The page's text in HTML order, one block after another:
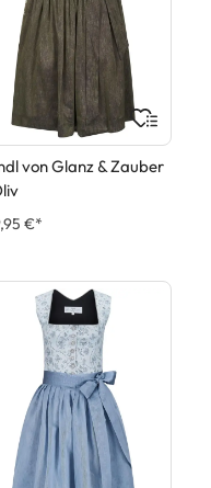
von Glanz & Zauber
€*